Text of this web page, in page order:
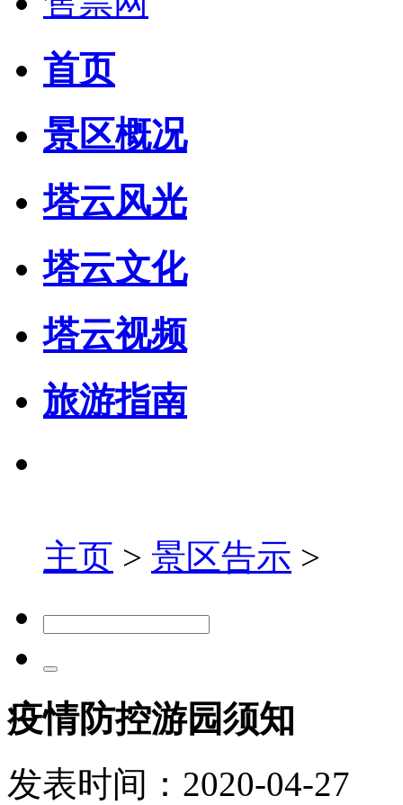
首页
景区概况
塔云风光
塔云文化
塔云视频
旅游指南
主页 > 景区告示 >
疫情防控游园须知
发表时间： 2020-04-27